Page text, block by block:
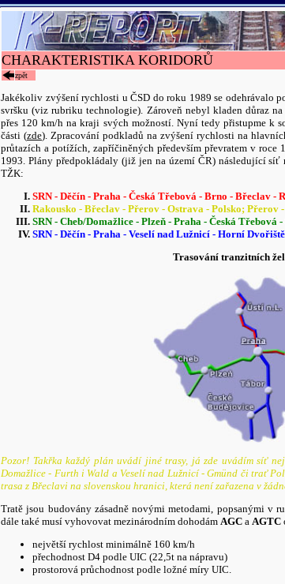
CHARAKTERISTIKA KORIDORŮ
zpět
Jakékoliv zvýšení rychlosti u ČSD do roku 1989 se odehrávalo
svršku (viz rubriku technologie). Zároveň nebyl kladen důraz
přes 120 km/h na kraji svých možností. Nyní tedy přistupme k
části (zde). Zpracování podkladů na zvýšení rychlosti na
průtazích a potížích, zapříčiněných především převratem v
1993. Plány předpokládaly (již jen na území ČR) následující
TŽK:
SRN - Děčín - Praha - Česká Třebová - Brno - Břeclav -
Rakousko - Břeclav - Přerov - Ostrava - Polsko; Přerov
SRN - Cheb/Domažlice - Plzeň - Praha - Česká
SRN - Děčín - Praha - Veselí nad Lužnicí - Horní
Trasování tranzitních
Pozor! Takřka každý plán uvádí jiné trasy, já zde uvádím síť
Domažlice - Furth i Wald a Veselí nad Lužnicí - Gmünd či trať
trasa z Břeclavi na slovenskou hranici, která není zařazena v
Tratě jsou budovány zásadně novými metodami, popsanými v
dále také musí vyhovovat mezinárodním dohodám AGC a AGTC
největší rychlost minimálně 160 km/h
přechodnost D4 podle UIC (22,5t na nápravu)
prostorová průchodnost podle ložné míry UIC.